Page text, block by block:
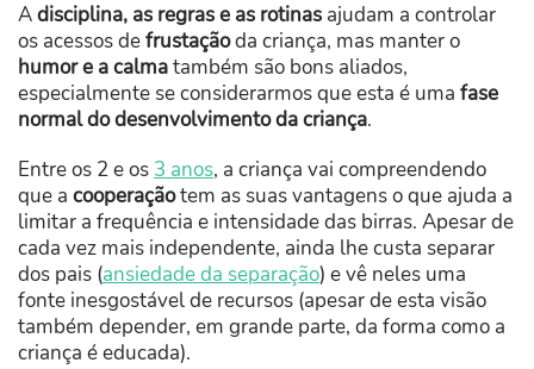
Adisciplina, as regras e as rotinas ajudam a controlar
os acessos defrustaçãoda criança, mas manter o
humor e a calmatambém são bons aliados,
especialmente se considerarmos que esta é uma fase
normal do desenvolvimento da criança.
Entre os 2 e os 3 anos, a criança vai compreendendo
que a cooperaçãotem as suas vantagens o que ajuda a
limitar a frequência e intensidade das birras. Apesar de
cada vez mais independente, ainda lhe custa separar
dos pais (ansiedade da separação) e vê neles uma
fonte inesgostável de recursos (apesar de esta visão
também depender, em grande parte, da forma como a
criança é educada).